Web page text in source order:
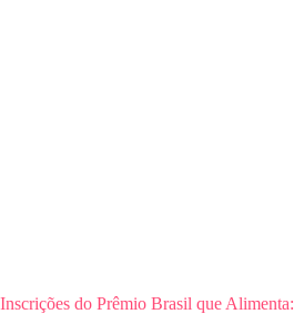
Inscrições do Prêmio Brasil que